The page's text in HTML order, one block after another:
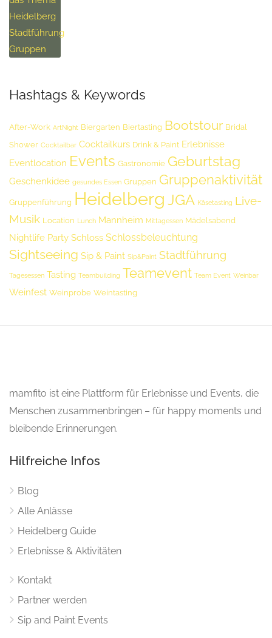
Hashtags & Keywords
After-Work ArtNight Biergarten Biertasting Bootstour Bridal
Shower Cocktailbar Cocktailkurs Drink & Paint Erlebnisse
Eventlocation Events Gastronomie Geburtstag
Geschenkidee gesundes Essen Gruppen Gruppenaktivität
Gruppenführung Heidelberg JGA Käsetasting Live-
Musik Location Lunch Mannheim Mittagessen Mädelsabend
Nightlife Party Schloss Schlossbeleuchtung
Sightseeing Sip & Paint Sip&Paint Stadtführung
Tagesessen Tasting Teambuilding Teamevent Team Event Weinbar
Weinfest Weinprobe Weintasting
mamfito ist eine Plattform für Erlebnisse und Events, die
Menschen zusammenbringen – für happy moments und
bleibende Erinnerungen.
Hilfreiche Infos
Blog
Alle Anlässe
Heidelberg Guide
Erlebnisse & Aktivitäten
Kontakt
Partner werden
Sip and Paint Events